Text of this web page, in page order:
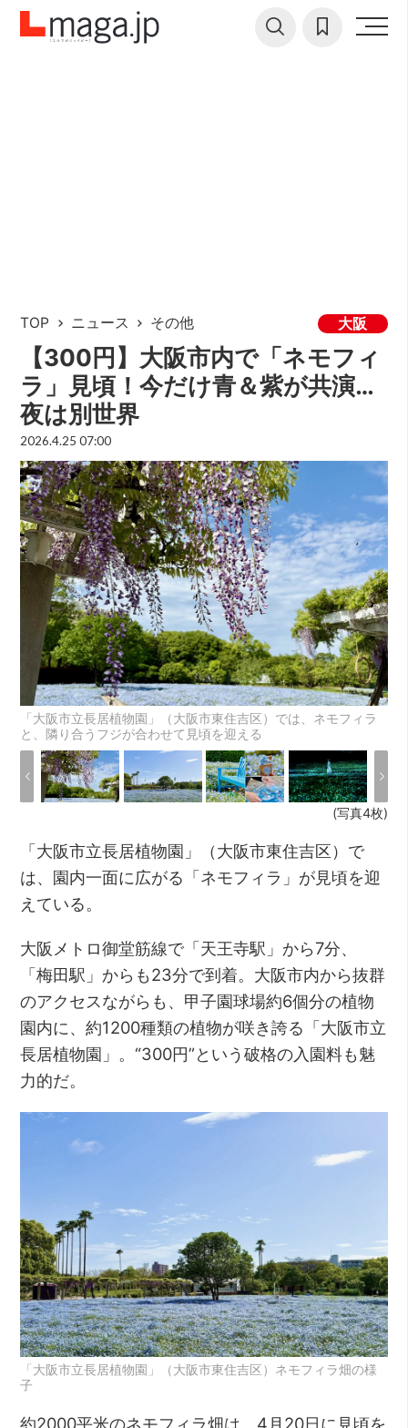
TOP ニュース その他 大阪
【300円】大阪市内で「ネモフィ
ラ」見頃！今だけ青＆紫が共演…
夜は別世界
2026.4.25 07:00
「大阪市立長居植物園」（大阪市東住吉区）では、ネモフィラ
と、隣り合うフジが合わせて見頃を迎える
(写真4枚)
「大阪市立長居植物園」（大阪市東住吉区）で
は、園内一面に広がる「ネモフィラ」が見頃を迎
えている。
大阪メトロ御堂筋線で「天王寺駅」から7分、
「梅田駅」からも23分で到着。大阪市内から抜群
のアクセスながらも、甲子園球場約6個分の植物
園内に、約1200種類の植物が咲き誇る「大阪市立
長居植物園」。“300円”という破格の入園料も魅
力的だ。
「大阪市立長居植物園」（大阪市東住吉区）ネモフィラ畑の様
子
約2000平米のネモフィラ畑は、4月20日に見頃を